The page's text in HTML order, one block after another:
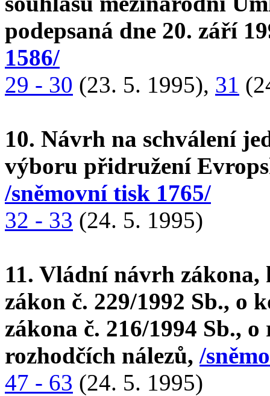
podepsaná dne 20. září
1586/
29 - 30 (23. 5. 1995), 31
10. Návrh na schválení
výboru přidružení
/sněmovní tisk 1765/
32 - 33 (24. 5. 1995)
11. Vládní návrh
zákon č. 229/1992 Sb., o
zákona č. 216/1994 Sb.,
rozhodčích nálezů, /
47 - 63 (24. 5. 1995)